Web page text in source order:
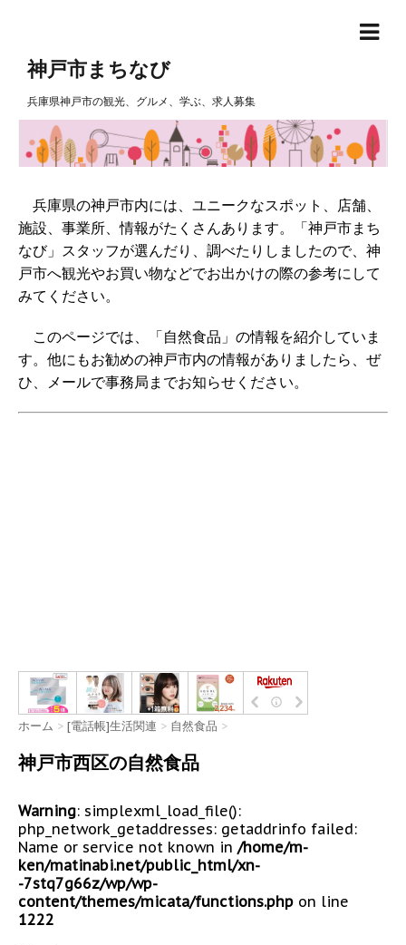
神戸市まちなび
兵庫県神戸市の観光、グルメ、学ぶ、求人募集
兵庫県の神戸市内には、ユニークなスポット、店舗、
施設、事業所、情報がたくさんあります。「神戸市まち
なび」スタッフが選んだり、調べたりしましたので、神
戸市へ観光やお買い物などでお出かけの際の参考にして
みてください。
このページでは、「自然食品」の情報を紹介していま
す。他にもお勧めの神戸市内の情報がありましたら、ぜ
ひ、メールで事務局までお知らせください。
ホーム > [電話帳]生活関連 > 自然食品 >
神戸市西区の自然食品
Warning: simplexml_load_file():
php_network_getaddresses: getaddrinfo failed:
Name or service not known in /home/m-
ken/matinabi.net/public_html/xn-
-7stq7g66z/wp/wp-
content/themes/micata/functions.php on line
1222